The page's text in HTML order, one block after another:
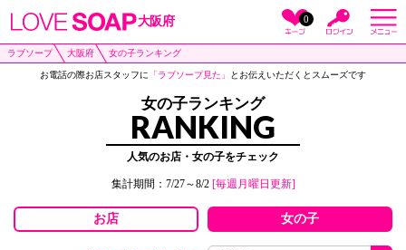
大阪府 0
ラブソープ 大阪府 女の子ランキング
お電話の際お店スタッフに 「ラブソープ見た」 とお伝えいただくとスムーズです
女の子ランキング
RANKING
人気のお店・女の子をチェック
集計期間：7/27～8/2 [毎週月曜日更新]
お店 女の子